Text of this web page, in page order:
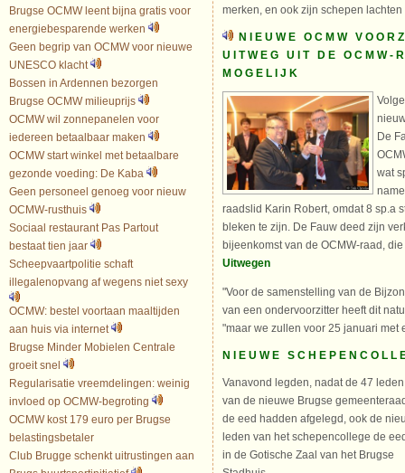
Brugse OCMW leent bijna gratis voor
energiebesparende werken
Geen begrip van OCMW voor nieuwe
UNESCO klacht
Bossen in Ardennen bezorgen
Brugse OCMW milieuprijs
OCMW wil zonnepanelen voor
iedereen betaalbaar maken
OCMW start winkel met betaalbare
gezonde voeding: De Kaba
Geen personeel genoeg voor nieuw
OCMW-rusthuis
Sociaal restaurant Pas Partout
bestaat tien jaar
Scheepvaartpolitie schaft
illegalenopvang af wegens niet sexy
OCMW: bestel voortaan maaltijden
aan huis via internet
Brugse Minder Mobielen Centrale
groeit snel
Regularisatie vreemdelingen: weinig
invloed op OCMW-begroting
OCMW kost 179 euro per Brugse
belastingsbetaler
Club Brugge schenkt uitrustingen aan
merken, en ook zijn schepen lachten
NIEUWE OCMW
UITWEG UIT DE OCMW-
MOGELIJK
De
wat
raadslid Karin Robert, omdat 8 sp.a
bleken te zijn. De Fauw deed zijn
bijeenkomst van de OCMW-raad,
Uitwegen
"Voor de samenstelling van de
van een ondervoorzitter heeft dit
"maar we zullen voor 25 januari met
NIEUWE
Vanavond legden, nadat de 47 leden
van de nieuwe Brugse
de eed hadden afgelegd, ook de
leden van het schepencollege de
in de Gotische Zaal van het Brugse